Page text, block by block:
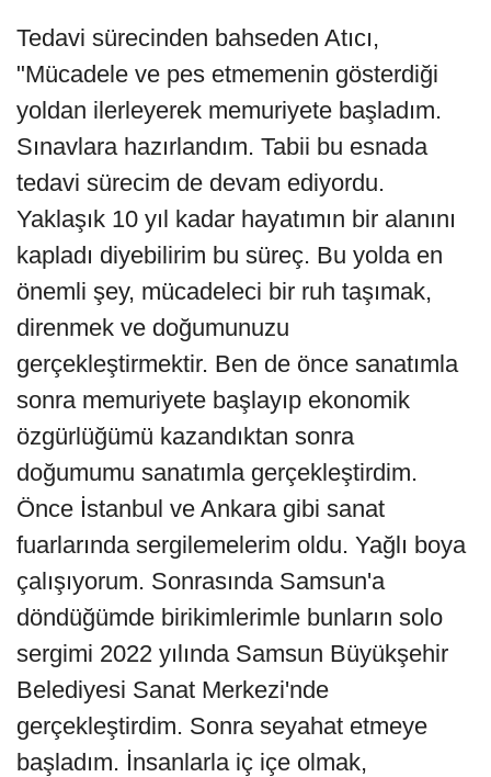
Tedavi sürecinden bahseden Atıcı,
"Mücadele ve pes etmemenin gösterdiği
yoldan ilerleyerek memuriyete başladım.
Sınavlara hazırlandım. Tabii bu esnada
tedavi sürecim de devam ediyordu.
Yaklaşık 10 yıl kadar hayatımın bir alanını
kapladı diyebilirim bu süreç. Bu yolda en
önemli şey, mücadeleci bir ruh taşımak,
direnmek ve doğumunuzu
gerçekleştirmektir. Ben de önce sanatımla
sonra memuriyete başlayıp ekonomik
özgürlüğümü kazandıktan sonra
doğumumu sanatımla gerçekleştirdim.
Önce İstanbul ve Ankara gibi sanat
fuarlarında sergilemelerim oldu. Yağlı boya
çalışıyorum. Sonrasında Samsun'a
döndüğümde birikimlerimle bunların solo
sergimi 2022 yılında Samsun Büyükşehir
Belediyesi Sanat Merkezi'nde
gerçekleştirdim. Sonra seyahat etmeye
başladım. İnsanlarla iç içe olmak,